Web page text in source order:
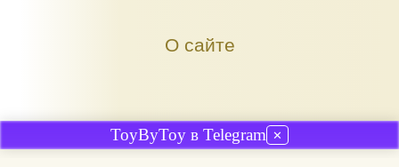
О сайте
ToyByToy в Telegram ✕